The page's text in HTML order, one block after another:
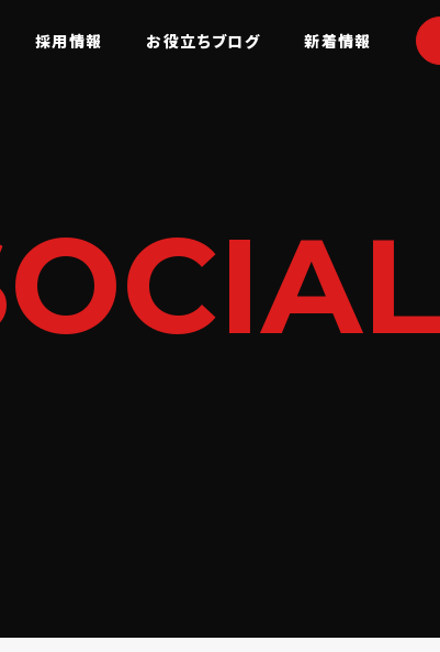
採用情報 お役立ちブログ 新着情報